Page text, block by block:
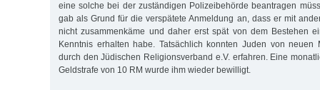
eine solche bei der zuständigen Polizeibehörde beantragen
gab als Grund für die verspätete Anmeldung an, dass er mit
nicht zusammenkäme und daher erst spät von dem Bestehen
Kenntnis erhalten habe. Tatsächlich konnten Juden von neuen
durch den Jüdischen Religionsverband e.V. erfahren. Eine
Geldstrafe von 10 RM wurde ihm wieder bewilligt.